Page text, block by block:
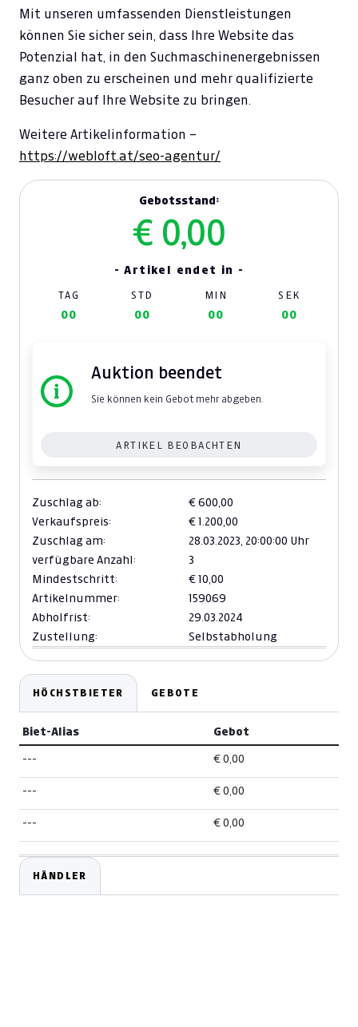
Mit unseren umfassenden Dienstleistungen
können Sie sicher sein, dass Ihre Website das
Potenzial hat, in den Suchmaschinenergebnissen
ganz oben zu erscheinen und mehr qualifizierte
Besucher auf Ihre Website zu bringen.
Weitere Artikelinformation –
https://webloft.at/seo-agentur/
Gebotsstand:
€ 0,00
- Artikel endet in -
TAG STD MIN SEK
00 00 00 00
Auktion beendet
Sie können kein Gebot mehr abgeben.
ARTIKEL BEOBACHTEN
Zuschlag ab:
€ 600,00
Verkaufspreis:
€ 1.200,00
Zuschlag am:
28.03.2023, 20:00:00 Uhr
verfügbare Anzahl:
3
Mindestschritt:
€ 10,00
Artikelnummer:
159069
Abholfrist:
29.03.2024
Zustellung:
Selbstabholung
HÖCHSTBIETER GEBOTE
Biet-Alias Gebot
--- € 0,00
--- € 0,00
--- € 0,00
HÄNDLER